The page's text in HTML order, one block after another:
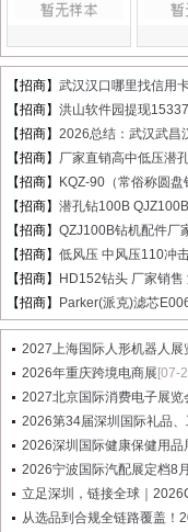
【招商】 武汉汉口哪里找信用
【招商】 洪山软件园提现
【招商】 2026总结：武汉武昌
【招商】 厂家直销高中低压潜
【招商】
KQZ-90（常俗称圆
【招商】 潜孔钻100B
【招商】 QZJ100B钻机配件厂
【招商】 低风压 中风压110冲
【招商】
HD152钻头 厂家销售
【招商】
Parker(派克)滤芯
2027上海国际人形机器人展
2026年重庆跨境电商展 [07-
2027北京国际消费电子展览
2026第34届深圳国际礼品
2026深圳国际健康保健用品
2026宁波国际汽配展定档8
立足深圳，链接全球｜
从选品到合规全链路覆盖！